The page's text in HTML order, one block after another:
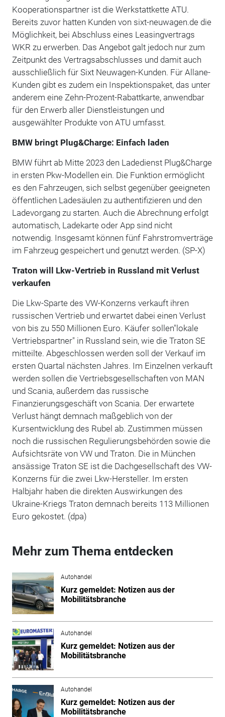
Kooperationspartner ist die Werkstattkette ATU.
Bereits zuvor hatten Kunden von sixt-neuwagen.de die
Möglichkeit, bei Abschluss eines Leasingvertrags
WKR zu erwerben. Das Angebot galt jedoch nur zum
Zeitpunkt des Vertragsabschlusses und damit auch
ausschließlich für Sixt Neuwagen-Kunden. Für Allane-
Kunden gibt es zudem ein Inspektionspaket, das unter
anderem eine Zehn-Prozent-Rabattkarte, anwendbar
für den Erwerb aller Dienstleistungen und
ausgewählter Produkte von ATU umfasst.
BMW bringt Plug&Charge: Einfach laden
BMW führt ab Mitte 2023 den Ladedienst Plug&Charge
in ersten Pkw-Modellen ein. Die Funktion ermöglicht
es den Fahrzeugen, sich selbst gegenüber geeigneten
öffentlichen Ladesäulen zu authentifizieren und den
Ladevorgang zu starten. Auch die Abrechnung erfolgt
automatisch, Ladekarte oder App sind nicht
notwendig. Insgesamt können fünf Fahrstromverträge
im Fahrzeug gespeichert und genutzt werden. (SP-X)
Traton will Lkw-Vertrieb in Russland mit Verlust
verkaufen
Die Lkw-Sparte des VW-Konzerns verkauft ihren
russischen Vertrieb und erwartet dabei einen Verlust
von bis zu 550 Millionen Euro. Käufer sollen"lokale
Vertriebspartner" in Russland sein, wie die Traton SE
mitteilte. Abgeschlossen werden soll der Verkauf im
ersten Quartal nächsten Jahres. Im Einzelnen verkauft
werden sollen die Vertriebsgesellschaften von MAN
und Scania, außerdem das russische
Finanzierungsgeschäft von Scania. Der erwartete
Verlust hängt demnach maßgeblich von der
Kursentwicklung des Rubel ab. Zustimmen müssen
noch die russischen Regulierungsbehörden sowie die
Aufsichtsräte von VW und Traton. Die in München
ansässige Traton SE ist die Dachgesellschaft des VW-
Konzerns für die zwei Lkw-Hersteller. Im ersten
Halbjahr haben die direkten Auswirkungen des
Ukraine-Kriegs Traton demnach bereits 113 Millionen
Euro gekostet. (dpa)
Mehr zum Thema entdecken
Autohandel
Kurz gemeldet: Notizen aus der
Mobilitätsbranche
Autohandel
Kurz gemeldet: Notizen aus der
Mobilitätsbranche
Autohandel
Kurz gemeldet: Notizen aus der
Mobilitätsbranche